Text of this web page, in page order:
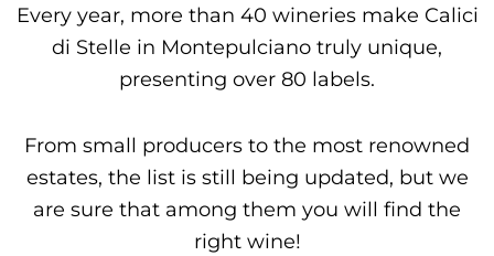
Every year, more than 40 wineries make Calici
di Stelle in Montepulciano truly unique,
presenting over 80 labels.
From small producers to the most renowned
estates, the list is still being updated, but we
are sure that among them you will find the
right wine!